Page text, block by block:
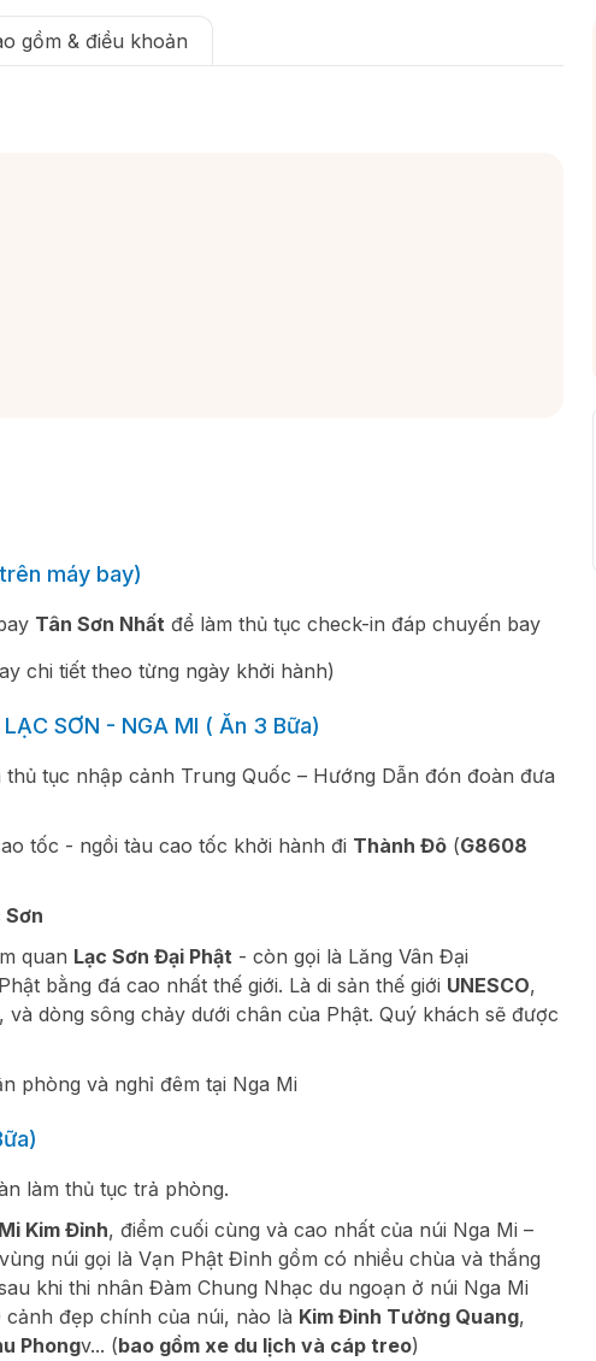
gồm & điều khoản
máy bay)
Tân Sơn Nhất để làm thủ tục check-in đáp chuyến bay
chi tiết theo từng ngày khởi hành)
SƠN - NGA MI ( Ăn 3 Bữa)
thủ tục nhập cảnh Trung Quốc – Hướng Dẫn đón đoàn đưa
tốc - ngồi tàu cao tốc khởi hành đi Thành Đô (G8608
Sơn
quan Lạc Sơn Đại Phật - còn gọi là Lăng Vân Đại
bằng đá cao nhất thế giới. Là di sản thế giới UNESCO,
dòng sông chảy dưới chân của Phật. Quý khách sẽ được
phòng và nghỉ đêm tại Nga Mi
làm thủ tục trả phòng.
Kim Đỉnh, điểm cuối cùng và cao nhất của núi Nga Mi –
núi gọi là Vạn Phật Đỉnh gồm có nhiều chùa và thắng
khi thi nhân Đàm Chung Nhạc du ngoạn ở núi Nga Mi
đẹp chính của núi, nào là Kim Đỉnh Tường Quang,
Phongv... (bao gồm xe du lịch và cáp treo)